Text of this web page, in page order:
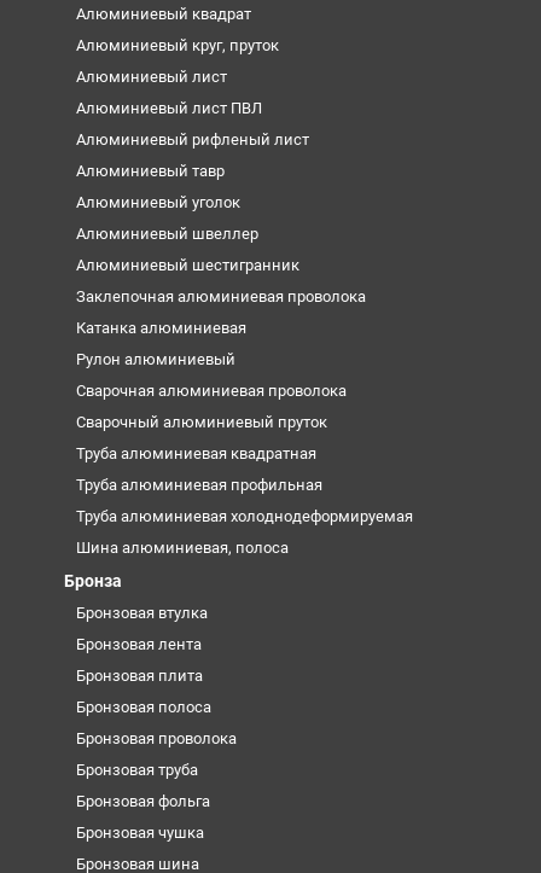
Алюминиевый квадрат
Алюминиевый круг, пруток
Алюминиевый лист
Алюминиевый лист ПВЛ
Алюминиевый рифленый лист
Алюминиевый тавр
Алюминиевый уголок
Алюминиевый швеллер
Алюминиевый шестигранник
Заклепочная алюминиевая проволока
Катанка алюминиевая
Рулон алюминиевый
Сварочная алюминиевая проволока
Сварочный алюминиевый пруток
Труба алюминиевая квадратная
Труба алюминиевая профильная
Труба алюминиевая холоднодеформируемая
Шина алюминиевая, полоса
Бронза
Бронзовая втулка
Бронзовая лента
Бронзовая плита
Бронзовая полоса
Бронзовая проволока
Бронзовая труба
Бронзовая фольга
Бронзовая чушка
Бронзовая шина